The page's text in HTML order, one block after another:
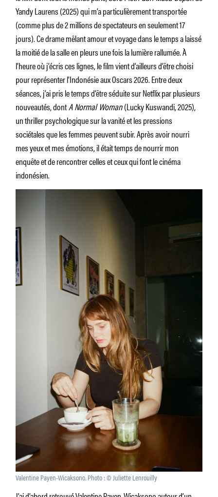
Yandy Laurens (2025) qui m’a particulièrement transportée
(comme plus de 2 millions de spectateurs en seulement 17
jours). Ce drame mêlant amour et voyage dans le temps a laissé
la moitié de la salle en pleurs une fois la lumière rallumée. À
l’heure où j’écris ces lignes, le film vient d’ailleurs d’être choisi
pour représenter l’Indonésie aux Oscars 2026. Entre deux
séances, j’ai pris le temps d’être séduite sur Netflix par plusieurs
nouveautés, dontA Normal Woman(Lucky Kuswandi, 2025),
un thriller psychologique sur la vanité et les pressions
sociétales que les femmes peuvent subir. Après avoir nourri
mes yeux et mes émotions, il était temps de nourrir mon
enquête et de rencontrer celles et ceux qui font le cinéma
indonésien.
Valentine Payen-Wicaksono. Photo : © Juliette Lenrouilly